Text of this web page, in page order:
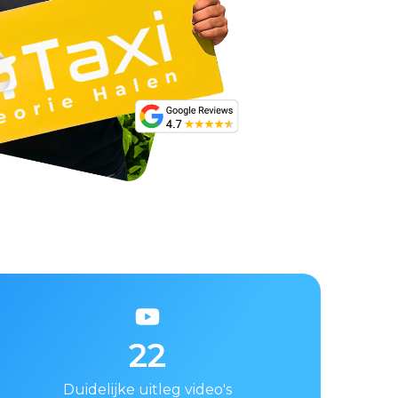
22
Duidelijke uitleg video's